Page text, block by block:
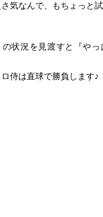
気なんで、もちょっと
状況を見渡すと『や
侍は直球で勝負します♪